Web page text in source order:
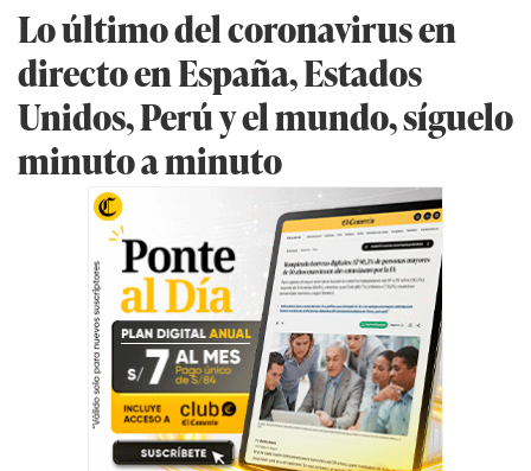
Lo último del coronavirus en
directo en España, Estados
Unidos, Perú y el mundo, síguelo
minuto a minuto